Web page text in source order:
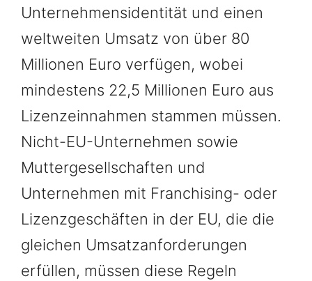
Unternehmensidentität und einen
weltweiten Umsatz von über 80
Millionen Euro verfügen, wobei
mindestens 22,5 Millionen Euro aus
Lizenzeinnahmen stammen müssen.
Nicht-EU-Unternehmen sowie
Muttergesellschaften und
Unternehmen mit Franchising- oder
Lizenzgeschäften in der EU, die die
gleichen Umsatzanforderungen
erfüllen, müssen diese Regeln